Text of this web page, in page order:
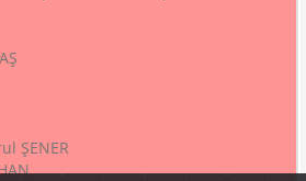
ŞENER